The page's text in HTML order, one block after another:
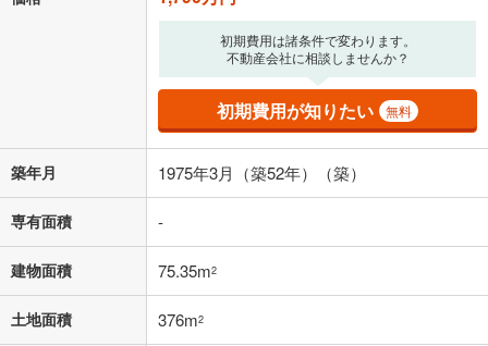
1,790万円
自己資金から住宅購入にかけられる金額を入力してくださ
い。一般的には物件価格の2割までが目安です。
閉じる
万円
/回
0円
年2回払いを想定しています。毎月の返済額に加えて、ボー
ナス時の増額分（1回分）を入力してください。
月々の返済額 46,465
初期費用は諸条件で変わります。
不動産会社に相談しませんか？
初期費用が知りたい 無料
築年月 1975年3月（築52年）（築）
専有面積 -
建物面積 75.35m2
土地面積 376m2